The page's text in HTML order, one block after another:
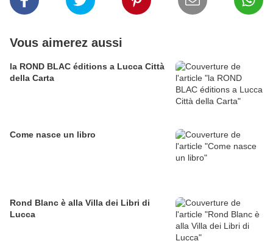
Vous aimerez aussi
la ROND BLAC éditions a Lucca Città
della Carta
Come nasce un libro
Rond Blanc è alla Villa dei Libri di
Lucca